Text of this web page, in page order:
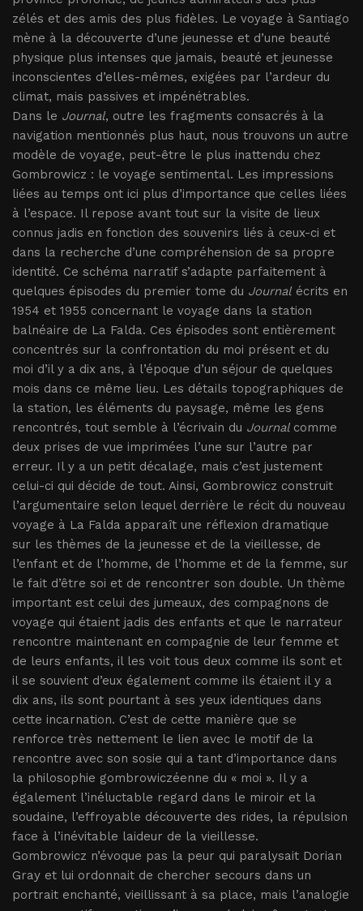
zélés et des amis des plus fidèles. Le voyage à Santiago
mène à la découverte d’une jeunesse et d’une beauté
physique plus intenses que jamais, beauté et jeunesse
inconscientes d’elles-mêmes, exigées par l’ardeur du
climat, mais passives et impénétrables.
Dans le Journal, outre les fragments consacrés à la
navigation mentionnés plus haut, nous trouvons un autre
modèle de voyage, peut-être le plus inattendu chez
Gombrowicz : le voyage sentimental. Les impressions
liées au temps ont ici plus d’importance que celles liées
à l’espace. Il repose avant tout sur la visite de lieux
connus jadis en fonction des souvenirs liés à ceux-ci et
dans la recherche d’une compréhension de sa propre
identité. Ce schéma narratif s’adapte parfaitement à
quelques épisodes du premier tome du Journal écrits en
1954 et 1955 concernant le voyage dans la station
balnéaire de La Falda. Ces épisodes sont entièrement
concentrés sur la confrontation du moi présent et du
moi d’il y a dix ans, à l’époque d’un séjour de quelques
mois dans ce même lieu. Les détails topographiques de
la station, les éléments du paysage, même les gens
rencontrés, tout semble à l’écrivain du Journal comme
deux prises de vue imprimées l’une sur l’autre par
erreur. Il y a un petit décalage, mais c’est justement
celui-ci qui décide de tout. Ainsi, Gombrowicz construit
l’argumentaire selon lequel derrière le récit du nouveau
voyage à La Falda apparaît une réflexion dramatique
sur les thèmes de la jeunesse et de la vieillesse, de
l’enfant et de l’homme, de l’homme et de la femme, sur
le fait d’être soi et de rencontrer son double. Un thème
important est celui des jumeaux, des compagnons de
voyage qui étaient jadis des enfants et que le narrateur
rencontre maintenant en compagnie de leur femme et
de leurs enfants, il les voit tous deux comme ils sont et
il se souvient d’eux également comme ils étaient il y a
dix ans, ils sont pourtant à ses yeux identiques dans
cette incarnation. C’est de cette manière que se
renforce très nettement le lien avec le motif de la
rencontre avec son sosie qui a tant d’importance dans
la philosophie gombrowiczéenne du « moi ». Il y a
également l’inéluctable regard dans le miroir et la
soudaine, l’effroyable découverte des rides, la répulsion
face à l’inévitable laideur de la vieillesse.
Gombrowicz n’évoque pas la peur qui paralysait Dorian
Gray et lui ordonnait de chercher secours dans un
portrait enchanté, vieillissant à sa place, mais l’analogie